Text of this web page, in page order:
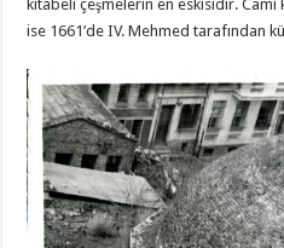
kitabeli çeşmelerin en eskisidir. Cami
ise 1661’de IV. Mehmed tarafından